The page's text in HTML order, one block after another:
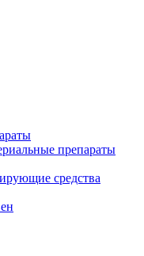
препараты
средства